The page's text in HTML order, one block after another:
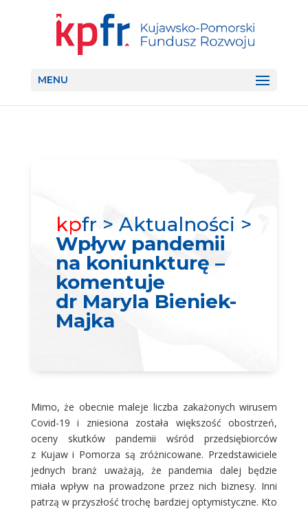
MENU
kpfr > Aktualności >
Wpływ pandemii
na koniunkturę –
komentuje
dr Maryla Bieniek-
Majka
Mimo, że obecnie maleje liczba zakażonych wirusem
Covid-19 i zniesiona została większość obostrzeń,
oceny skutków pandemii wśród przedsiębiorców
z Kujaw i Pomorza są zróżnicowane. Przedstawiciele
jednych branż uważają, że pandemia dalej będzie
miała wpływ na prowadzone przez nich biznesy. Inni
patrzą w przyszłość trochę bardziej optymistyczne. Kto